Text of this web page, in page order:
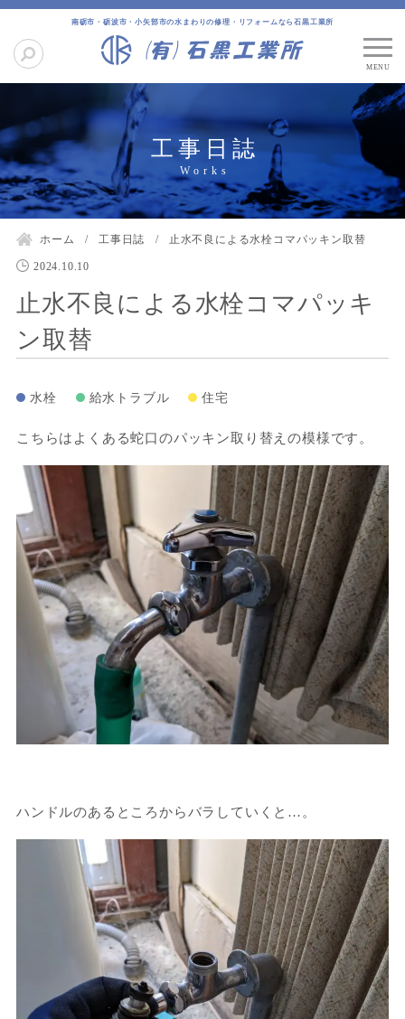
南砺市・砺波市・小矢部市の水まわりの修理・リフォームなら石黒工業所
工事日誌
ホーム 工事日誌 止水不良による水栓コマパッキン取替
2024.10.10
止水不良による水栓コマパッキ
ン取替
水栓 給水トラブル 住宅
こちらはよくある蛇口のパッキン取り替えの模様です。
ハンドルのあるところからバラしていくと…。